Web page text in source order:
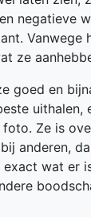
negatieve
Vanwege
ze
goed en
Ze is
anderen,
wat er